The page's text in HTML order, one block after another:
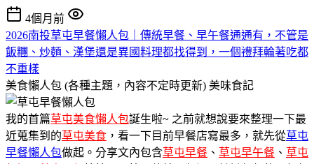
4個月前
2026南投草屯早餐懶人包｜傳統早餐、早午餐通通有，不管是
飯糰、炒麵、漢堡還是異國料理都找得到，一個禮拜輪著吃都
不重樣
美食懶人包 (各種主題，內容不定時更新) 美味食記
我的首篇草屯美食懶人包誕生啦~ 之前就想說要來整理一下最
近蒐集到的草屯美食 ，看一下目前早餐店寫最多，就先從草屯
早餐懶人包做起。分享文內包含草屯早餐 、 草屯早午餐 、 草屯